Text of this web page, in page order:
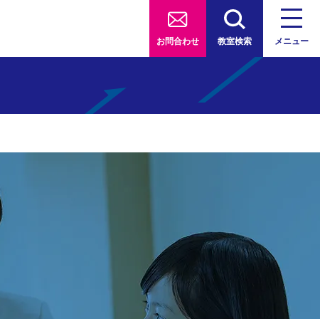
お問合わせ 教室検索 メニュー